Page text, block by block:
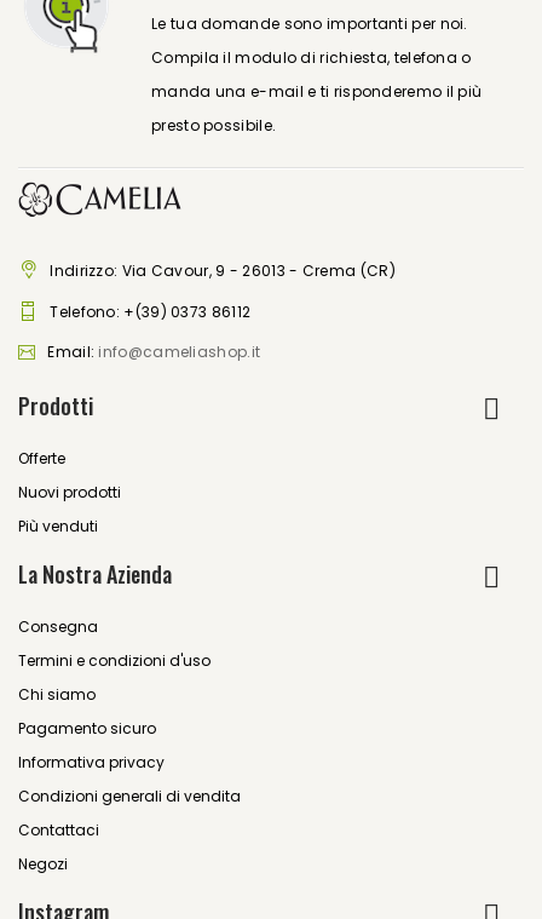
Le tua domande sono importanti per noi.
Compila il modulo di richiesta, telefona o
manda una e-mail e ti risponderemo il più
presto possibile.
Indirizzo: Via Cavour, 9 - 26013 - Crema (CR)
Telefono: +(39) 0373 86112
Email: info@cameliashop.it
Prodotti
Offerte
Nuovi prodotti
Più venduti
La Nostra Azienda
Consegna
Termini e condizioni d'uso
Chi siamo
Pagamento sicuro
Informativa privacy
Condizioni generali di vendita
Contattaci
Negozi
Instagram